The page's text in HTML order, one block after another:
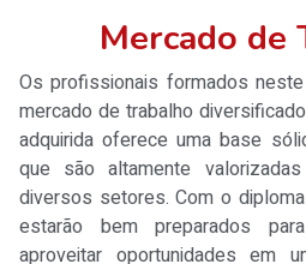
Mercado de
Os profissionais formados
mercado de trabalho
adquirida oferece uma base
que são altamente
diversos setores. Com o
estarão bem preparados
aproveitar oportunidades em